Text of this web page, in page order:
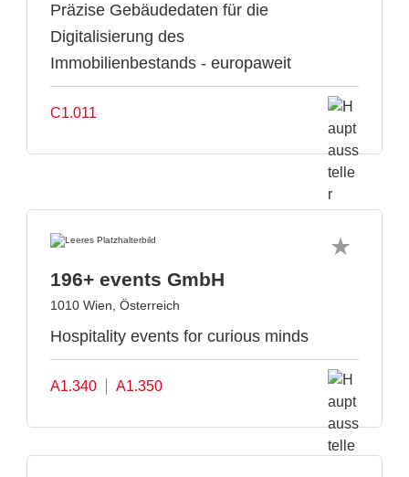
Präzise Gebäudedaten für die
Digitalisierung des
Immobilienbestands - europaweit
C1.011
196+ events GmbH
1010 Wien, Österreich
Hospitality events for curious minds
A1.340 A1.350